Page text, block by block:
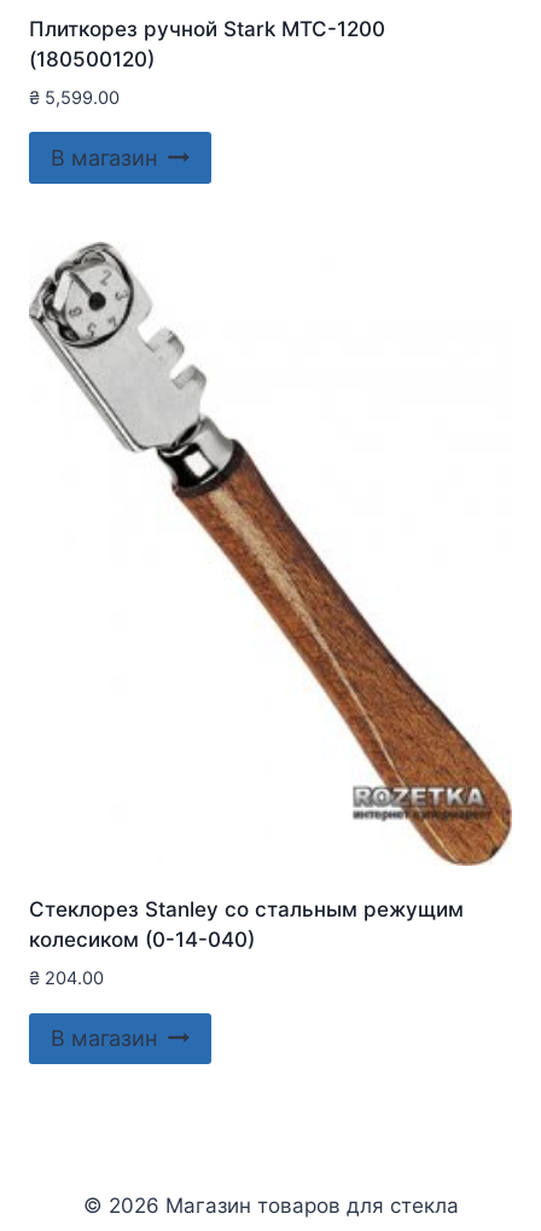
Плиткорез ручной Stark MTC-1200
(180500120)
₴ 5,599.00
В магазин
Стеклорез Stanley со стальным режущим
колесиком (0-14-040)
₴ 204.00
В магазин
© 2026 Магазин товаров для стекла